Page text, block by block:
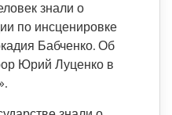
знали о
по инсценировке
Бабченко. Об
Юрий Луценко в